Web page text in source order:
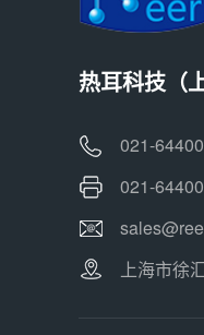
热耳科技（
021-
021-
上海市徐